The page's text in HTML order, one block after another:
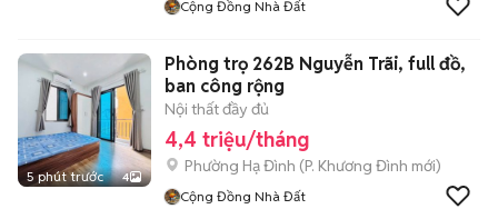
Cộng Đồng Nhà Đất
5 phút trước 4
Phòng trọ 262B Nguyễn Trãi, full đồ,
ban công rộng
Nội thất đầy đủ
4,4 triệu/tháng
Phường Hạ Đình (P. Khương Đình mới)
Cộng Đồng Nhà Đất